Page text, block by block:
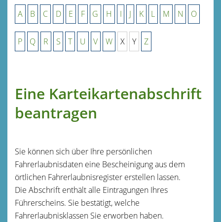
A B C D E F G H I J K L M N O
P Q R S T U V W X Y Z
Eine Karteikartenabschrift
beantragen
Sie können sich über Ihre persönlichen
Fahrerlaubnisdaten eine Bescheinigung aus dem
örtlichen Fahrerlaubnisregister erstellen lassen.
Die Abschrift enthält alle Eintragungen Ihres
Führerscheins. Sie bestätigt, welche
Fahrerlaubnisklassen Sie erworben haben.